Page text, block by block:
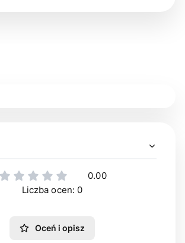
0.00
Liczba ocen: 0
Oceń i opisz